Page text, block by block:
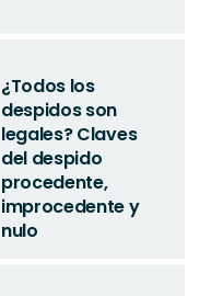
¿Todos los
despidos son
legales? Claves
del despido
procedente,
improcedente y
nulo